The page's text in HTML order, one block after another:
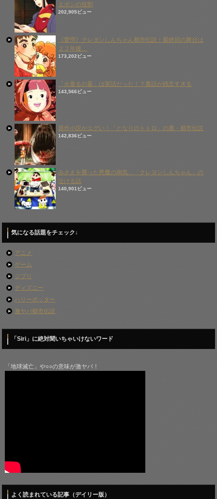
エボシの役割
202,905ビュー
《驚愕》クレヨンしんちゃん都市伝説！最終回の舞台は
２２年後…
173,202ビュー
「火垂るの墓」は実話だった！？裏話が残念すぎる
143,566ビュー
原作小説がエグい！「となりのトトロ」の裏・都市伝説
142,836ビュー
みさえを襲った悪魔の病気…「クレヨンしんちゃん」の
泣ける話
140,901ビュー
気になる話題をチェック↓
アニメ
ゲーム
ジブリ
ディズニー
ハリーポッター
激ヤバ都市伝説
「Siri」に絶対聞いちゃいけないワード
「地球滅亡」や○○の意味が激ヤバ！
よく読まれている記事（デイリー版）